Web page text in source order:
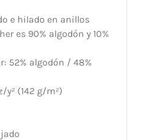
e hilado en anillos
es 90% algodón y 10%
52% algodón / 48%
y² (142 g/m²)